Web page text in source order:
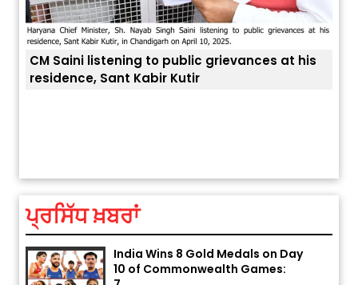
CM Saini listening to public grievances at his
residence, Sant Kabir Kutir
ਪ੍ਰਸਿੱਧ ਖ਼ਬਰਾਂAugust 2, 2026 10:05 PM
India Wins 8 Gold Medals on Day
10 of Commonwealth Games:
7...